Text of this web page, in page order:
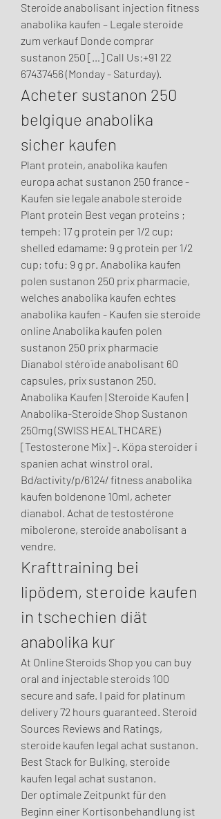
Steroide anabolisant injection fitness
anabolika kaufen – Legale steroide
zum verkauf Donde comprar
sustanon 250 […] Call Us:+91 22
67437456 (Monday - Saturday).
Acheter sustanon 250
belgique anabolika
sicher kaufen
Plant protein, anabolika kaufen
europa achat sustanon 250 france -
Kaufen sie legale anabole steroide
Plant protein Best vegan proteins ;
tempeh: 17 g protein per 1/2 cup;
shelled edamame: 9 g protein per 1/2
cup; tofu: 9 g pr. Anabolika kaufen
polen sustanon 250 prix pharmacie,
welches anabolika kaufen echtes
anabolika kaufen - Kaufen sie steroide
online Anabolika kaufen polen
sustanon 250 prix pharmacie
Dianabol stéroïde anabolisant 60
capsules, prix sustanon 250.
Anabolika Kaufen | Steroide Kaufen |
Anabolika-Steroide Shop Sustanon
250mg (SWISS HEALTHCARE)
[Testosterone Mix] -. Köpa steroider i
spanien achat winstrol oral.
Bd/activity/p/6124/ fitness anabolika
kaufen boldenone 10ml, acheter
dianabol. Achat de testostérone
mibolerone, steroide anabolisant a
vendre.
Krafttraining bei
lipödem, steroide kaufen
in tschechien diät
anabolika kur
At Online Steroids Shop you can buy
oral and injectable steroids 100
secure and safe. I paid for platinum
delivery 72 hours guaranteed. Steroid
Sources Reviews and Ratings,
steroide kaufen legal achat sustanon.
Best Stack for Bulking, steroide
kaufen legal achat sustanon.
Der optimale Zeitpunkt für den
Beginn einer Kortisonbehandlung ist